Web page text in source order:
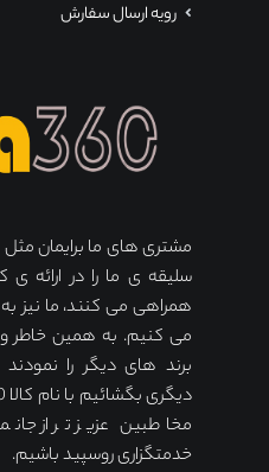
رویه ارسال سفارش
مشتری های ما برایمان
سلیقه ی ما را در ارائه ی
همراهی می کنند، ما نیز
می کنیم. به همین خاطر
برند های دیگر را
مخاطبین عزیز تر از
خدمتگزاری روسپید باشیم.